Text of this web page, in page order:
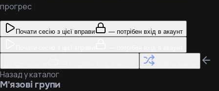
прогрес
Почати сесію з цієї вправи — потрібен вхід в акаунт
Назад у каталог
М'язові групи